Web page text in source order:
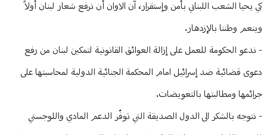
كي يحيا الشعب اللبناني بأمن وإستقرار، آن الاوان أن نرفع شعار لبنان أولاً
وينعم وطننا بالإزدهار.
- ندعو الحكومة للعمل على إزالة العوائق القانونية لتمكين لبنان من رفع
دعوى قضائية ضد إسرائيل امام المحكمة الجنائية الدولية لمحاسبتها على
جرائمها ومطالبتها بالتعويضات.
- نتوجه بالشكر الى الدول الصديقة التي توفّر الدعم المادي واللوجستي